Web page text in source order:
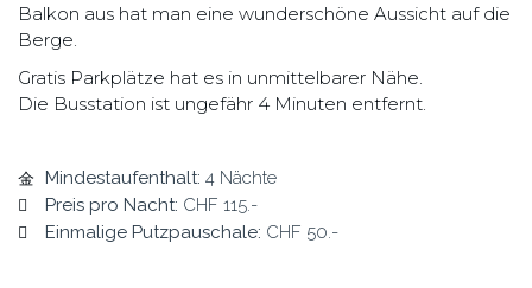
Balkon aus hat man eine wunderschöne Aussicht auf die
Berge.
Gratis Parkplätze hat es in unmittelbarer Nähe.
Die Busstation ist ungefähr 4 Minuten entfernt.
Mindestaufenthalt: 4 Nächte
Preis pro Nacht: CHF 115.-
Einmalige Putzpauschale: CHF 50.-